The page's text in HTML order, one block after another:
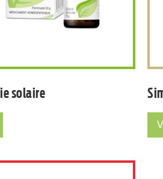
solaire
solaire